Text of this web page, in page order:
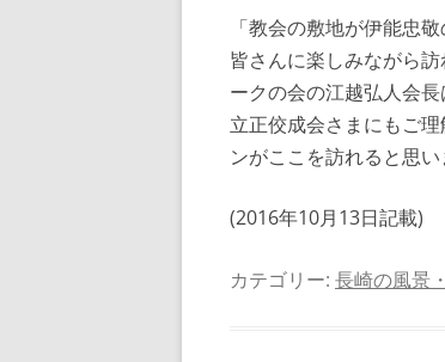
「教会の敷地が伊能忠
皆さんに楽しみながら
ークの会の江越弘人会
立正佼成会さまにもご
ンがここを訪れると思い
(2016年10月13日記載)
カテゴリー: 長崎の風景